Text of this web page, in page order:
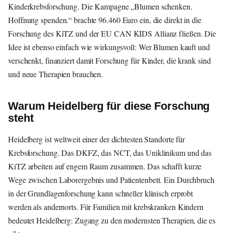
Kinderkrebsforschung. Die Kampagne „Blumen schenken.
Hoffnung spenden.“ brachte 96.460 Euro ein, die direkt in die
Forschung des KiTZ und der EU CAN KIDS Allianz fließen. Die
Idee ist ebenso einfach wie wirkungsvoll: Wer Blumen kauft und
verschenkt, finanziert damit Forschung für Kinder, die krank sind
und neue Therapien brauchen.
Warum Heidelberg für diese Forschung
steht
Heidelberg ist weltweit einer der dichtesten Standorte für
Krebsforschung. Das DKFZ, das NCT, das Uniklinikum und das
KiTZ arbeiten auf engem Raum zusammen. Das schafft kurze
Wege zwischen Laborergebnis und Patientenbett. Ein Durchbruch
in der Grundlagenforschung kann schneller klinisch erprobt
werden als andernorts. Für Familien mit krebskranken Kindern
bedeutet Heidelberg: Zugang zu den modernsten Therapien, die es